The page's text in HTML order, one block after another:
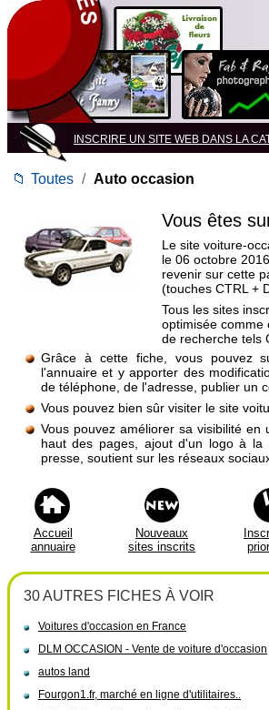
INSCRIRE UN SITE WEB DANS LA
📁 Toutes / Auto occasion
Vous êtes
Le site voiture-
le 06 octobre
revenir sur cette
(touches CTRL +
Tous les sites
optimisée comme
de recherche tels
Grâce à cette fiche, vous pouvez
l'annuaire et y apporter des
de téléphone, de l'adresse, publier un
Vous pouvez bien sûr visiter le site
Vous pouvez améliorer sa visibilité
haut des pages, ajout d'un logo à la
presse, soutient sur les réseaux
Accueil
annuaire
Nouveaux
sites inscrits
30 AUTRES FICHES À VOIR
Voitures d'occasion en France
DLM OCCASION - Vente de voiture d'occasion
autos land
Fourgon1.fr, marché en ligne d'utilitaires..